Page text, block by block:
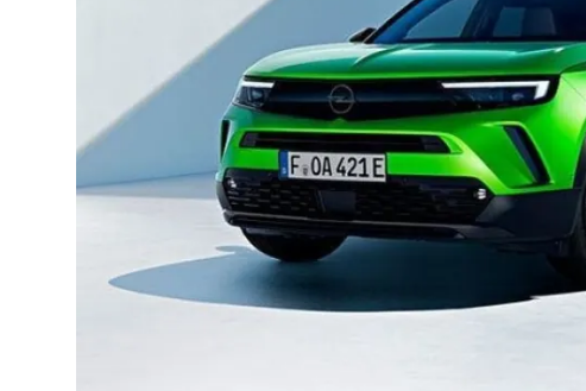
Yağlar & Sıvılar
Klima & Konfor